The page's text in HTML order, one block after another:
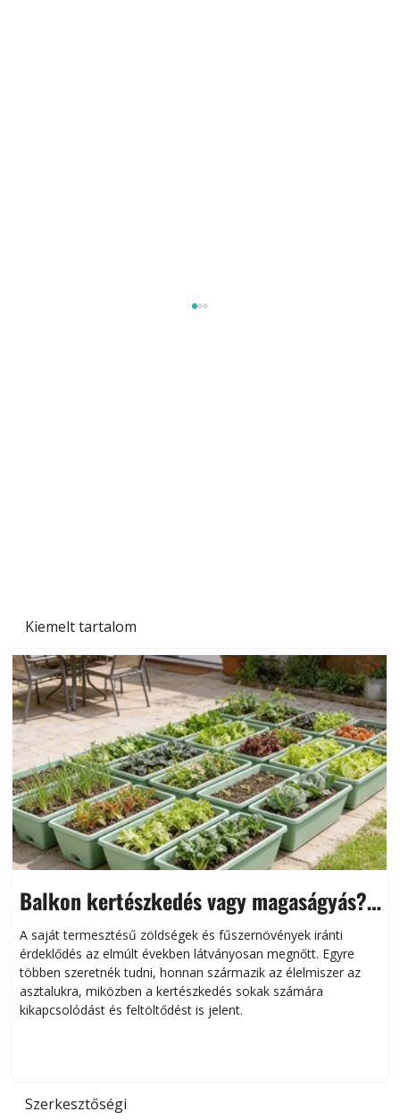
Kiemelt tartalom
Balkon kertészkedés vagy magaságyás?
Helytakarékos kertészkedés
A saját termesztésű zöldségek és fűszernövények iránti
érdeklődés az elmúlt években látványosan megnőtt. Egyre
többen szeretnék tudni, honnan származik az élelmiszer az
asztalukra, miközben a kertészkedés sokak számára
kikapcsolódást és feltöltődést is jelent.
Szerkesztőségi